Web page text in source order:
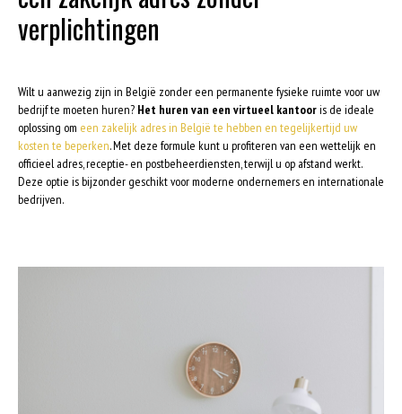
verplichtingen
Wilt u aanwezig zijn in België zonder een permanente fysieke ruimte voor uw
bedrijf te moeten huren? Het huren van een virtueel kantooris de ideale
oplossing om een zakelijk adres in België te hebben en tegelijkertijd uw
kosten te beperken. Met deze formule kunt u profiteren van een wettelijk en
officieel adres, receptie- en postbeheerdiensten, terwijl u op afstand werkt.
Deze optie is bijzonder geschikt voor moderne ondernemers en internationale
bedrijven.